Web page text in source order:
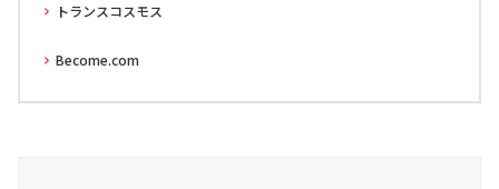
トランスコスモス
Become.com